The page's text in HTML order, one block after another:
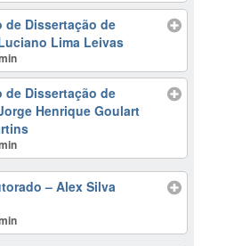
de Dissertação de
Lima Leivas
de Dissertação de
Henrique Goulart
– Alex Silva